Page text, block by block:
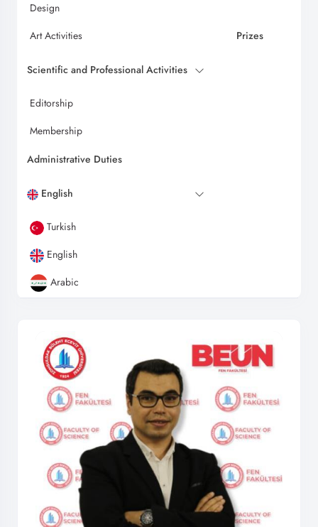
Design
Art Activities
Prizes
Scientific and Professional Activities
Editorship
Membership
Administrative Duties
English
Turkish
English
Arabic